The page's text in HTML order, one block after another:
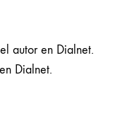
autor en Dialnet.
Dialnet.